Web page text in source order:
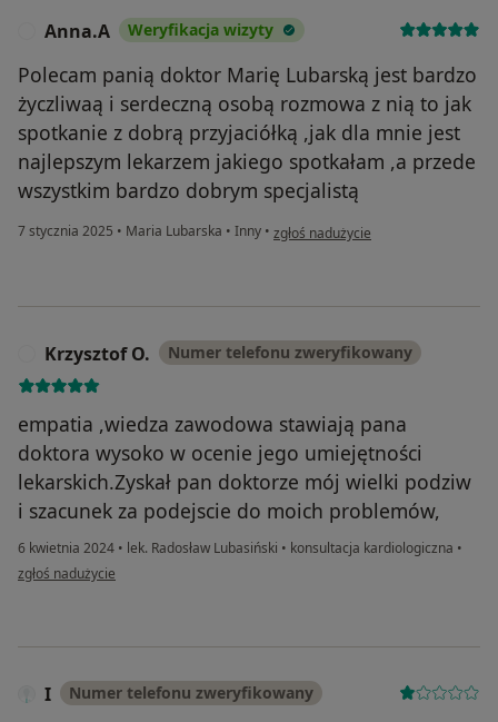
Anna.A Weryfikacja wizyty
Polecam panią doktor Marię Lubarską jest bardzo
życzliwaą i serdeczną osobą rozmowa z nią to jak
spotkanie z dobrą przyjaciółką ,jak dla mnie jest
najlepszym lekarzem jakiego spotkałam ,a przede
wszystkim bardzo dobrym specjalistą
7 stycznia 2025 • Maria Lubarska • Inny • w opinii użytkownika Anna.A
zgłoś nadużycie
Krzysztof O. Numer telefonu zweryfikowany
empatia ,wiedza zawodowa stawiają pana
doktora wysoko w ocenie jego umiejętności
lekarskich.Zyskał pan doktorze mój wielki podziw
i szacunek za podejscie do moich problemów,
6 kwietnia 2024 • lek. Radosław Lubasiński • konsultacja kardiologiczna •
w opinii użytkownika Krzysztof O.
zgłoś nadużycie
I Numer telefonu zweryfikowany